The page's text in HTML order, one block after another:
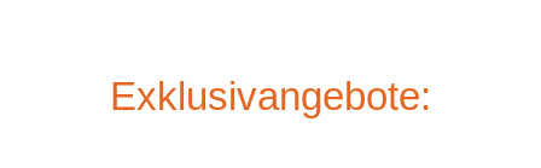
Exklusivangebote: